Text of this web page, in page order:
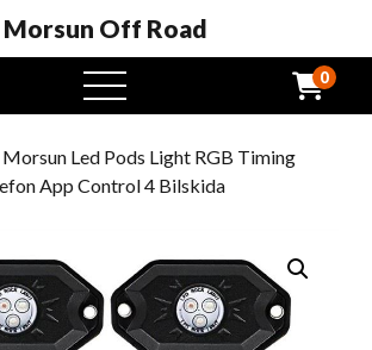
Morsun Off Road
öppna
meny
0
Led Pods Light RGB Timing
App Control 4 Bilskida